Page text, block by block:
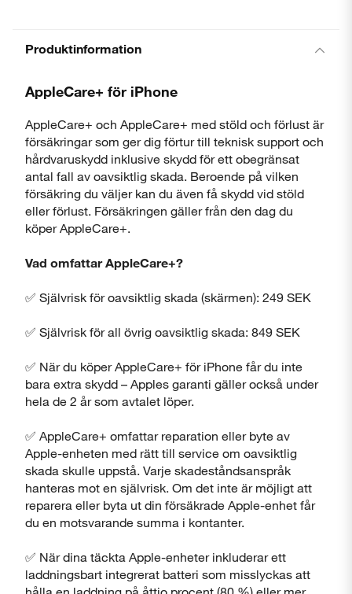
Produktinformation
AppleCare+ för iPhone
AppleCare+ och AppleCare+ med stöld och förlust är
försäkringar som ger dig förtur till teknisk support och
hårdvaruskydd inklusive skydd för ett obegränsat
antal fall av oavsiktlig skada. Beroende på vilken
försäkring du väljer kan du även få skydd vid stöld
eller förlust. Försäkringen gäller från den dag du
köper AppleCare+.
Vad omfattar AppleCare+?
✅ Självrisk för oavsiktlig skada (skärmen): 249 SEK
✅ Självrisk för all övrig oavsiktlig skada: 849 SEK
✅ När du köper AppleCare+ för iPhone får du inte
bara extra skydd – Apples garanti gäller också under
hela de 2 år som avtalet löper.
✅ AppleCare+ omfattar reparation eller byte av
Apple-enheten med rätt till service om oavsiktlig
skada skulle uppstå. Varje skadeståndsanspråk
hanteras mot en självrisk. Om det inte är möjligt att
reparera eller byta ut din försäkrade Apple-enhet får
du en motsvarande summa i kontanter.
✅ När dina täckta Apple-enheter inkluderar ett
laddningsbart integrerat batteri som misslyckas att
hålla en laddning på åttio procent (80 %) eller mer
Stäng